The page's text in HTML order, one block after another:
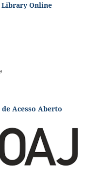
Library Online
Acesso Aberto